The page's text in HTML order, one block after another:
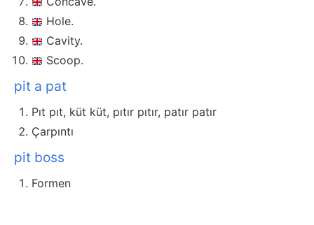
Hole.
Cavity.
Scoop.
pit a pat
Pıt pıt, küt küt, pıtır pıtır, patır patır
Çarpıntı
pit boss
Formen